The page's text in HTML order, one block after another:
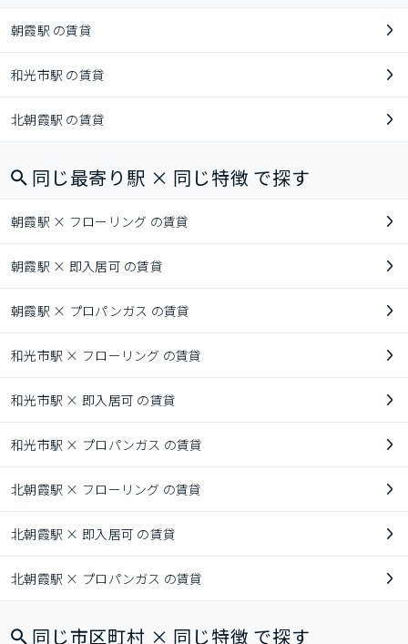
朝霞駅 の賃貸
和光市駅 の賃貸
北朝霞駅 の賃貸
同じ最寄り駅 × 同じ特徴 で探す
朝霞駅 × フローリング の賃貸
朝霞駅 × 即入居可 の賃貸
朝霞駅 × プロパンガス の賃貸
和光市駅 × フローリング の賃貸
和光市駅 × 即入居可 の賃貸
和光市駅 × プロパンガス の賃貸
北朝霞駅 × フローリング の賃貸
北朝霞駅 × 即入居可 の賃貸
北朝霞駅 × プロパンガス の賃貸
同じ市区町村 × 同じ特徴 で探す